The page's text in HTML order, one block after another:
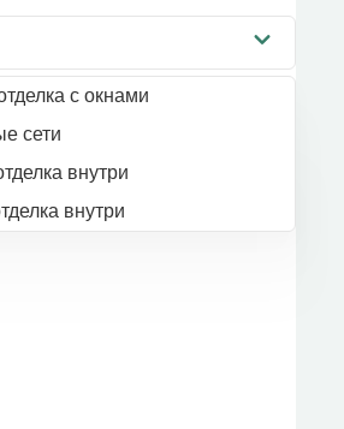
с окнами
сети
внутри
внутри